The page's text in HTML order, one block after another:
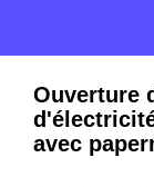
Ouverture
avec